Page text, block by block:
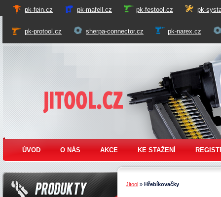
pk-fein.cz pk-mafell.cz pk-festool.cz pk-
pk-protool.cz sherpa-connector.cz pk-narex.cz
Jitool
ÚVOD O NÁS AKCE KE STAŽENÍ
Jitool » Hřebíkovačky